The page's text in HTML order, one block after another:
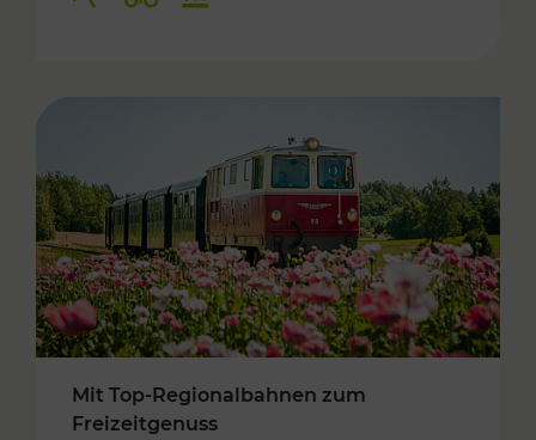
Mit Top-Regionalbahnen zum
Freizeitgenuss